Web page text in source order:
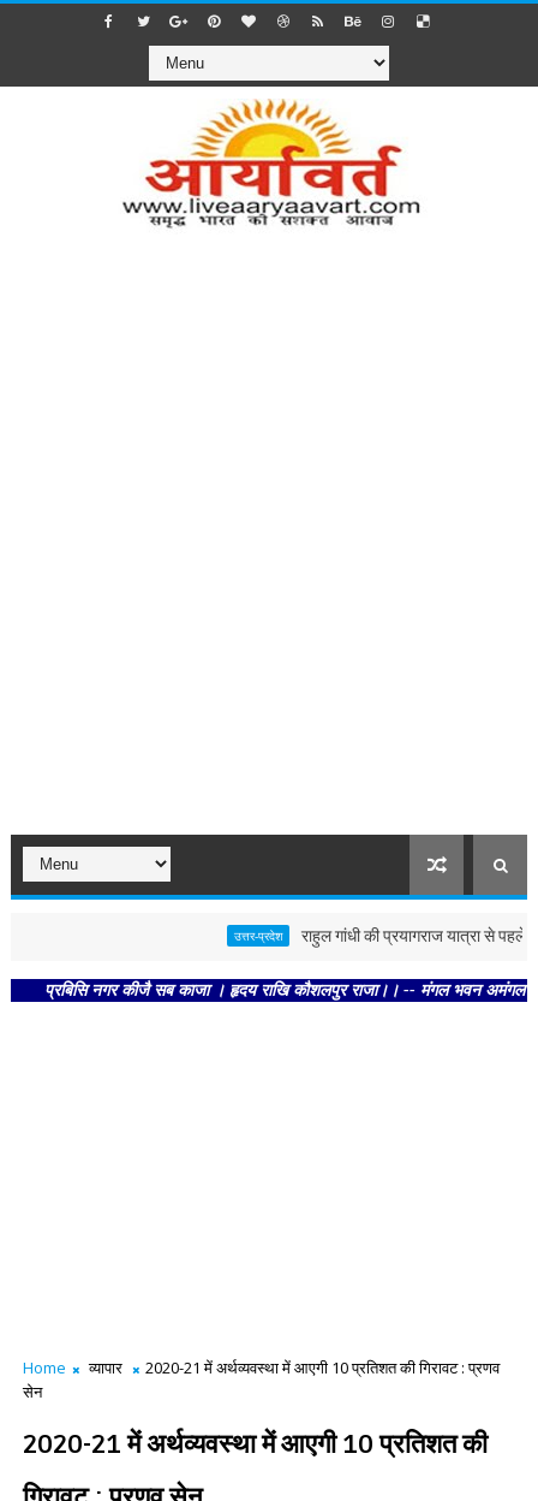
उत्तर-प्रदेश राहुल गांधी की प्रयागराज यात्रा से पहले पोस्टर
नगर कीजै सब काजा । हृदय राखि कौशलपुर राजा।। -- मंगल भवन अमंगल हारी।
Home व्यापार
2020-21 में अर्थव्यवस्था में आएगी 10 प्रतिशत की गिरावट : प्रणव
सेन
2020-21 में अर्थव्यवस्था में आएगी 10 प्रतिशत की